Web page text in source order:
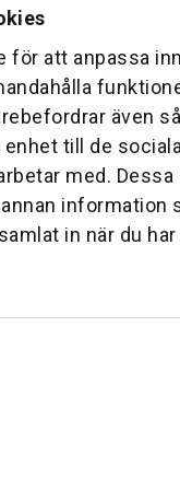
för att anpassa
även
till de
med. Dessa
information
in när du